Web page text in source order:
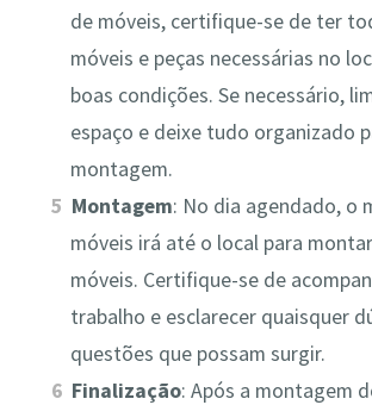
de móveis, certifique-se de ter
móveis e peças necessárias no
boas condições. Se necessário,
espaço e deixe tudo organizado
montagem.
Montagem: No dia agendado, o
móveis irá até o local para
móveis. Certifique-se de
trabalho e esclarecer quaisquer
questões que possam surgir.
Finalização: Após a montagem